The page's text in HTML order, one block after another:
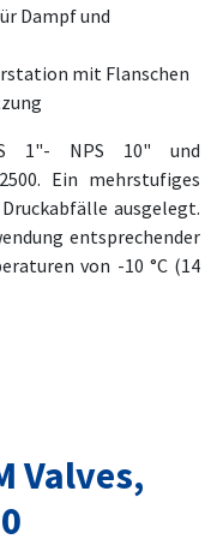
Dampf und
mit Flanschen
1"- NPS 10" und
Ein mehrstufiges
ausgelegt.
entsprechender
von -10 °C (14
Valves,